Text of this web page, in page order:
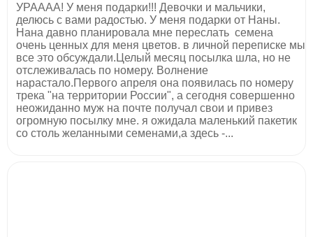
УРАААА! У меня подарки!!! Девочки и мальчики,
делюсь с вами радостью. У меня подарки от Наны.
Нана давно планировала мне переслать семена
очень ценных для меня цветов. в личной переписке мы
все это обсуждали.Целый месяц посылка шла, но не
отслеживалась по номеру. Волнение
нарастало.Первого апреля она появилась по номеру
трека "на территории России", а сегодня совершенно
неожиданно муж на почте получал свои и привез
огромную посылку мне. я ожидала маленький пакетик
со столь желанными семенами,а здесь -...